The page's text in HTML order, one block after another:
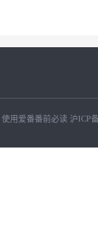
使用爱番番前必读 沪ICP